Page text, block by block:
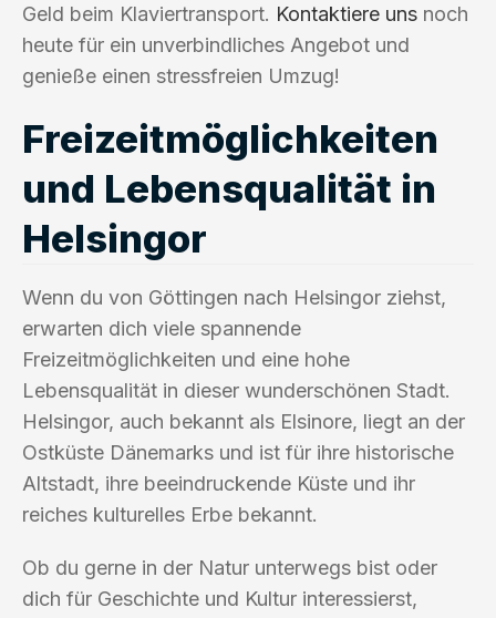
Geld beim Klaviertransport. Kontaktiere uns noch
heute für ein unverbindliches Angebot und
genieße einen stressfreien Umzug!
Freizeitmöglichkeiten
und Lebensqualität in
Helsingor
Wenn du von Göttingen nach Helsingor ziehst,
erwarten dich viele spannende
Freizeitmöglichkeiten und eine hohe
Lebensqualität in dieser wunderschönen Stadt.
Helsingor, auch bekannt als Elsinore, liegt an der
Ostküste Dänemarks und ist für ihre historische
Altstadt, ihre beeindruckende Küste und ihr
reiches kulturelles Erbe bekannt.
Ob du gerne in der Natur unterwegs bist oder
dich für Geschichte und Kultur interessierst,